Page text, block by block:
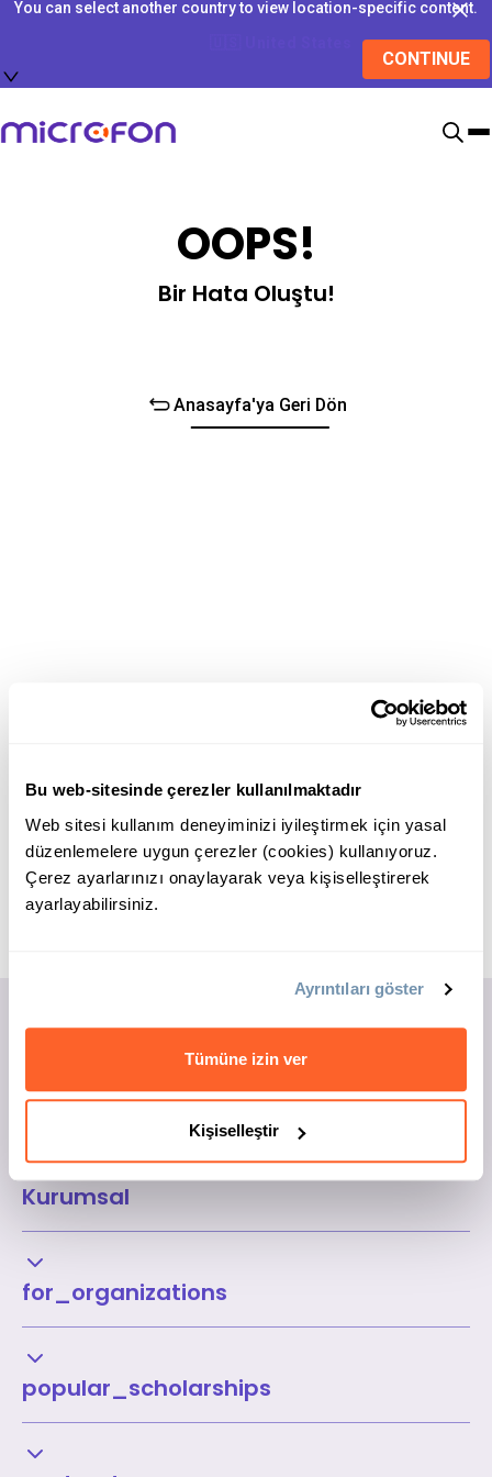
Bu web-sitesinde çerezler kullanılmaktadır
Web sitesi kullanım deneyiminizi iyileştirmek için yasal
düzenlemelere uygun çerezler (cookies) kullanıyoruz.
Çerez ayarlarınızı onaylayarak veya kişiselleştirerek
ayarlayabilirsiniz.
Ayrıntıları göster
Tümüne izin ver
Kişiselleştir
You can select another country to view location-specific content.
CONTINUE
OOPS!
Bir Hata Oluştu!
Anasayfa'ya Geri Dön
Kurumsal
for_organizations
popular_scholarships